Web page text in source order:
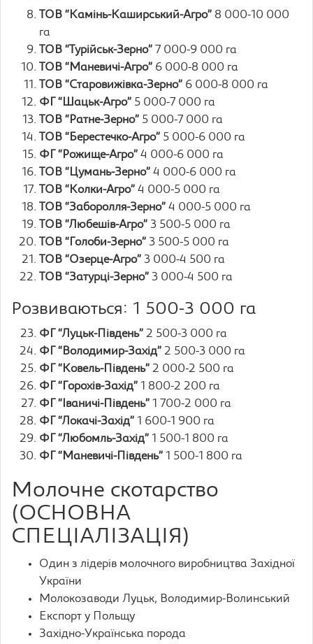
ТОВ “Камінь-Каширський-Агро” 8 000-10 000
га
ТОВ “Турійськ-Зерно” 7 000-9 000 га
ТОВ “Маневичі-Агро” 6 000-8 000 га
ТОВ “Старовижівка-Зерно” 6 000-8 000 га
ФГ “Шацьк-Агро” 5 000-7 000 га
ТОВ “Ратне-Зерно” 5 000-7 000 га
ТОВ “Берестечко-Агро” 5 000-6 000 га
ФГ “Рожище-Агро” 4 000-6 000 га
ТОВ “Цумань-Зерно” 4 000-6 000 га
ТОВ “Колки-Агро” 4 000-5 000 га
ТОВ “Заборолля-Зерно” 4 000-5 000 га
ТОВ “Любешів-Агро” 3 500-5 000 га
ТОВ “Голоби-Зерно” 3 500-5 000 га
ТОВ “Озерце-Агро” 3 000-4 500 га
ТОВ “Затурці-Зерно” 3 000-4 500 га
Розвиваються: 1 500-3 000 га
ФГ “Луцьк-Південь” 2 500-3 000 га
ФГ “Володимир-Захід” 2 500-3 000 га
ФГ “Ковель-Південь” 2 000-2 500 га
ФГ “Горохів-Захід” 1 800-2 200 га
ФГ “Іваничі-Південь” 1 700-2 000 га
ФГ “Локачі-Захід” 1 600-1 900 га
ФГ “Любомль-Захід” 1 500-1 800 га
ФГ “Маневичі-Південь” 1 500-1 800 га
Молочне скотарство
(ОСНОВНА
СПЕЦІАЛІЗАЦІЯ)
Один з лідерів молочного виробництва Західної
України
Молокозаводи Луцьк, Володимир-Волинський
Експорт у Польщу
Західно-Українська порода